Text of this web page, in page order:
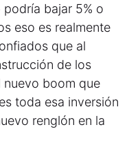
bajar 5% o
eso es realmente
que al
de los
nuevo boom que
toda esa inversión
renglón en la